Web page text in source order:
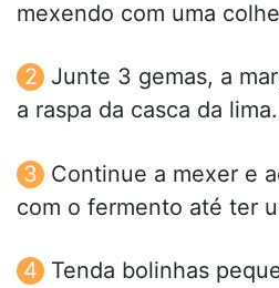
mexendo com uma
Junte 3 gemas, a
a raspa da casca da lima.
Continue a mexer e
com o fermento até ter
Tenda bolinhas